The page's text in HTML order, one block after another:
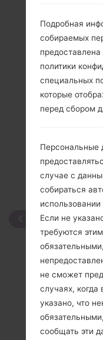
Подробная
собираемых
политики
специальных
которые
перед сбором
Персональные
случае с
собираться
Если не
требуются
не сможет
случаях,
указано, что
сообщать эти